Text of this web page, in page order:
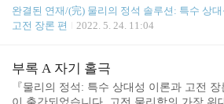
도 포함되어 있으므로, 혹시 모르셨던 분들
크해 주세요! 『물리의 정석: 특수 상대성 이
정석: 특수 상대성 이론과 고전 장론 편 | 사
인 특수 상대성 이론과 뉴턴, 맥스웰 이론의
고전 장론을 연결하는 레너드 서스킨드의 강
지 않아도 됩니다. 실제로 서스킨드의 강좌
었던 공저자 아트 프리드먼이 '초심자'의 입
곳곳에 문제풀이 능력을 스스로 기를 수 있
완결된 연재/(完) 물리의 정석 솔루션: 특수 상
고전 장론 편
2022. 5. 24. 11:04
부록 A 자기 홀극
『물리의 정석: 특수 상대성 이론과 고전 장